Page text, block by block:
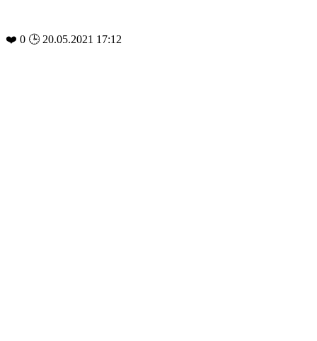
❤️ 0 🕒 20.05.2021 17:12